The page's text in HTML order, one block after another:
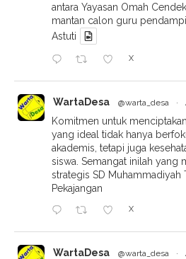
antara Yayasan Omah
mantan calon guru
Astuti
X
WartaDesa @warta_desa ·
Komitmen untuk
yang ideal tidak hanya
akademis, tetapi juga
siswa. Semangat inilah yang
strategis SD Muhammadiyah
Pekajangan
X
WartaDesa @warta_desa ·